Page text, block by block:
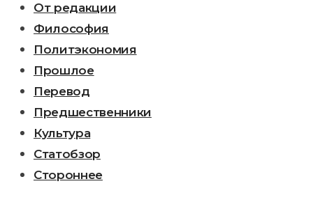
От редакции
Философия
Политэкономия
Прошлое
Перевод
Предшественники
Культура
Статобзор
Стороннее